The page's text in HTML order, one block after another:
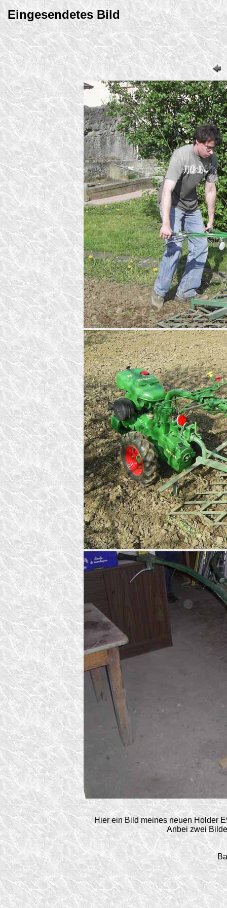
Eingesendetes Bild
Hier ein Bild meines neuen Holder
Anbei zwei